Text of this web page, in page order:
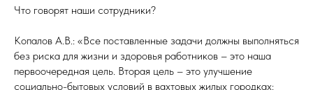
Что говорят наши сотрудники?
Копалов А.В.: «Все поставленные задачи должны выполняться
без риска для жизни и здоровья работников – это наша
первоочередная цель. Вторая цель – это улучшение
социально-бытовых условий в вахтовых жилых городках: